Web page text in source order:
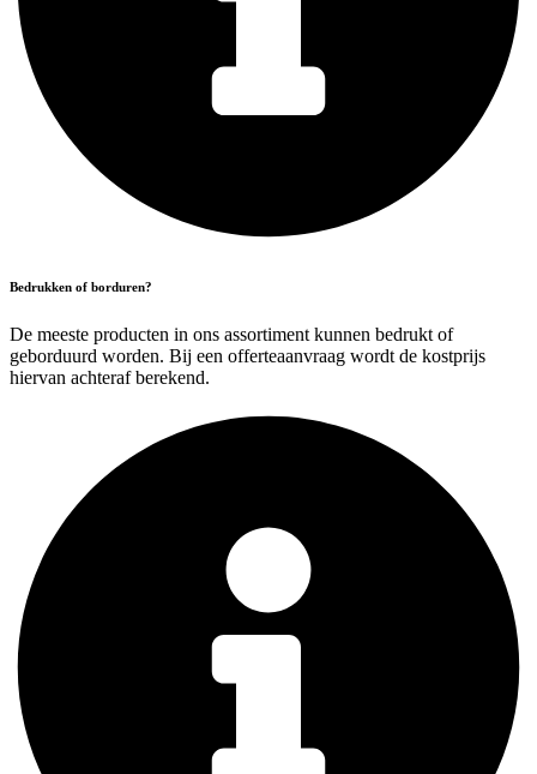
Bedrukken of borduren?
De meeste producten in ons assortiment kunnen bedrukt of
geborduurd worden. Bij een offerteaanvraag wordt de kostprijs
hiervan achteraf berekend.